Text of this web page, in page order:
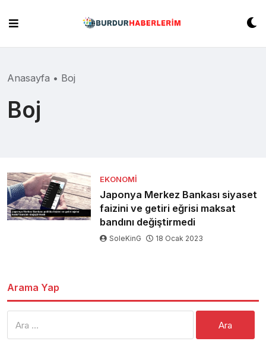
content
Anasayfa • Boj
Boj
EKONOMI
Japonya Merkez Bankası siyaset
faizini ve getiri eğrisi maksat
bandını değiştirmedi
SoleKinG 18 Ocak 2023
Arama Yap